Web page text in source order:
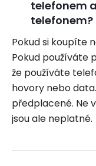
telefonem
telefonem?
Pokud si koupíte
Pokud používáte
že používáte
hovory nebo
předplacené. Ne
jsou ale neplatné.